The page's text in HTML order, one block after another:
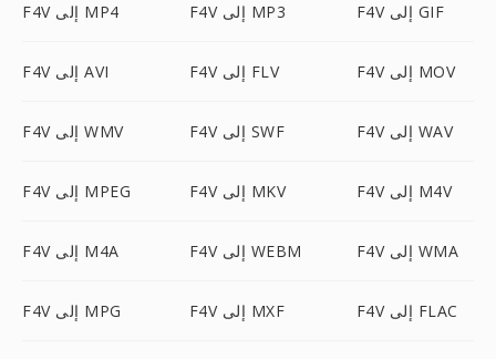
F4V إلى MP4 F4V إلى MP3 F4V إلى GIF
F4V إلى AVI F4V إلى FLV F4V إلى MOV
F4V إلى WMV F4V إلى SWF F4V إلى WAV
F4V إلى MPEG F4V إلى MKV F4V إلى M4V
F4V إلى M4A F4V إلى WEBM F4V إلى WMA
F4V إلى MPG F4V إلى MXF F4V إلى FLAC